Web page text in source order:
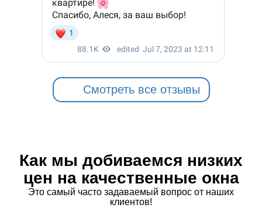
Смотреть все отзывы
Как мы добиваемся низких
цен на качественные окна
Это самый часто задаваемый вопрос от наших
клиентов!